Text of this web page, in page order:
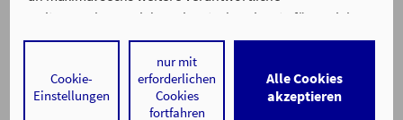
weitergegeben. Bei dem Einsatz der Dienste für Social
Media-Interaktionen und personalisierte Werbung
werden regelmäßig durch den jeweiligen Anbieter
individuelle Profile angelegt und mit Daten von anderen
Webseiten zu umfassenden Nutzungsprofilen von Ihnen
Alle Cookies
akzeptieren
nur mit
erforderlichen
Cookies
fortfahren
Cookie-
Einstellungen
Ein Service von
ImpressumDatenschutz Barrierefreiheit